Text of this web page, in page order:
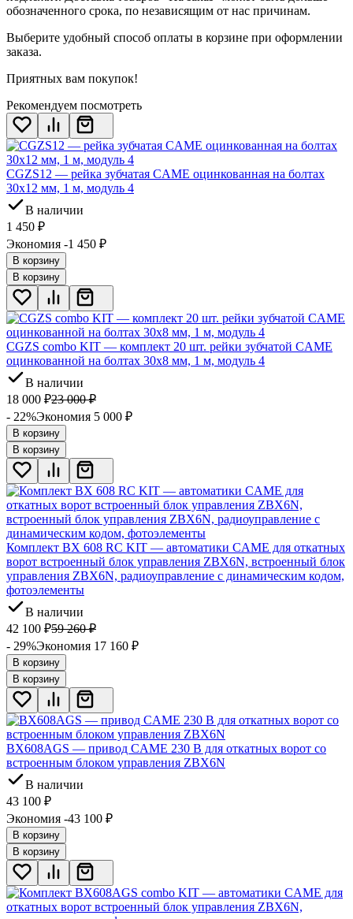
обозначенного срока, по независящим от нас причинам.
Выберите удобный способ оплаты в корзине при оформлении
заказа.
Приятных вам покупок!
Рекомендуем посмотреть
CGZS12 — рейка зубчатая CAME оцинкованная на болтах
30x12 мм, 1 м, модуль 4
В наличии
1 450 ₽
Экономия -1 450 ₽
В корзину
В корзину
CGZS combo KIT — комплект 20 шт. рейки зубчатой CAME
оцинкованной на болтах 30x8 мм, 1 м, модуль 4
В наличии
18 000 ₽23 000₽
- 22%Экономия 5 000 ₽
В корзину
В корзину
Комплект BX 608 RC KIT — автоматики CAME для откатных
ворот встроенный блок управления ZBX6N, встроенный блок
управления ZBX6N, радиоуправление с динамическим кодом,
фотоэлементы
В наличии
42 100 ₽59 260₽
- 29%Экономия 17 160 ₽
В корзину
В корзину
BX608AGS — привод CAME 230 В для откатных ворот со
встроенным блоком управления ZBX6N
В наличии
43 100 ₽
Экономия -43 100 ₽
В корзину
В корзину